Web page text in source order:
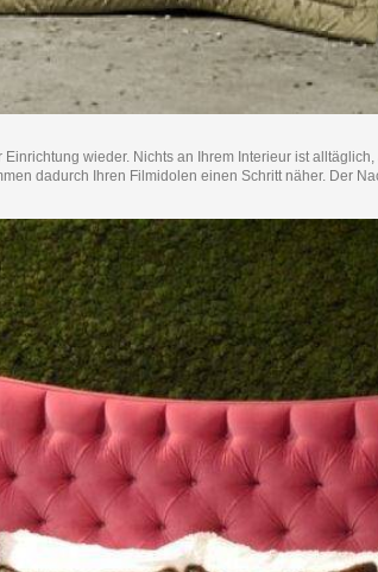
wieder. Nichts an Ihrem Interieur ist
dadurch Ihren Filmidolen einen Schritt näher. Der